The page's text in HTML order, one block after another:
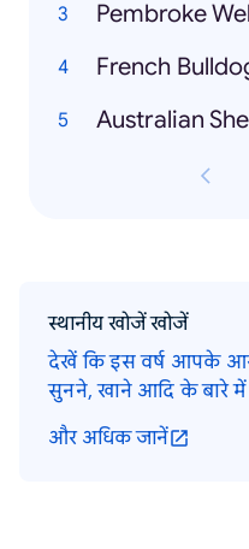
Pembroke
French
Australian
स्थानीय खोजें खोजें
देखें कि इस वर्ष आपके
सुनने, खाने आदि के बारे में
और अधिक जानें